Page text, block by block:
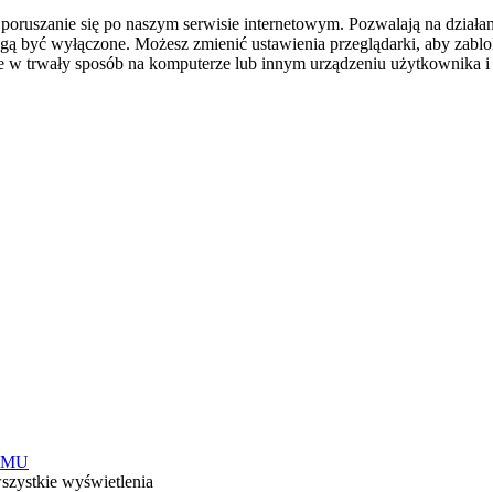
się po naszym serwisie internetowym. Pozwalają na
być wyłączone. Możesz zmienić ustawienia przeglądarki, aby
trwały sposób na komputerze lub innym urządzeniu użytkownika
wyświetlenia